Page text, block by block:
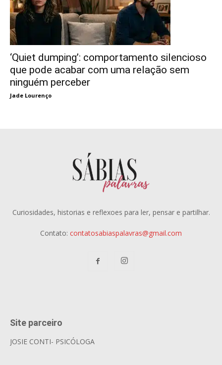
‘Quiet dumping’: comportamento silencioso
que pode acabar com uma relação sem
ninguém perceber
Jade Lourenço
Curiosidades, historias e reflexoes para ler, pensar e partilhar.
Contato: contatosabiaspalavras@gmail.com
Site parceiro
JOSIE CONTI- PSICÓLOGA